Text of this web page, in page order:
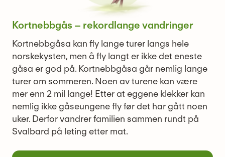
Kortnebbgås – rekordlange vandringer
Kortnebbgåsa kan fly lange turer langs hele
norskekysten, men å fly langt er ikke det eneste
gåsa er god på. Kortnebbgåsa går nemlig lange
turer om sommeren. Noen av turene kan være
mer enn 2 mil lange! Etter at eggene klekker kan
nemlig ikke gåseungene fly før det har gått noen
uker. Derfor vandrer familien sammen rundt på
Svalbard på leting etter mat.